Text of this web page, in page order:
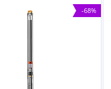
-68%